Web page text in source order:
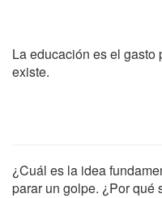
La educación es el gasto
existe.
¿Cuál es la idea
parar un golpe. ¿Por